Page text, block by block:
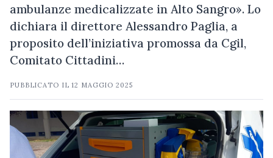
ambulanze medicalizzate in Alto Sangro». Lo
dichiara il direttore Alessandro Paglia, a
proposito dell’iniziativa promossa da Cgil,
Comitato Cittadini…
PUBBLICATO IL12 MAGGIO 2025